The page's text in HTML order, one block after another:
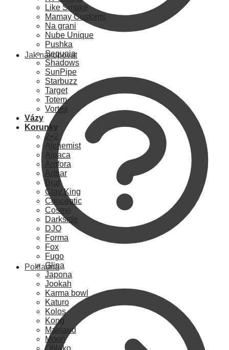
Jak nakupovat
Pokladna
Like Smoke
Mamay Customs
Na grani
Nube Unique
Pushka
Sequoia
Shadows
SunPipe
Starbuzz
Target
Totem
Vortex
Vázy
Korunky
2×2
Alchemist
Alpaca
Amfora
Artbar
Brat
Clay King
Conceptic
Cosmo
Darkside
DJO
Forma
Fox
Fugo
Glina
Japona
Jookah
Karma bowl
Katuro
Kolos
Kong
Maklaud
Moon
Oblako